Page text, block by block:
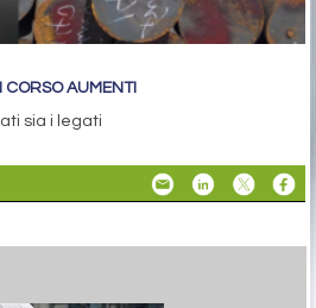
CORSO AUMENTI
sia i legati